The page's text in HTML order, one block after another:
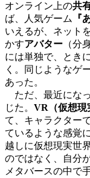
オンライン上の共
ば、人気ゲーム
『
いえるが、ネット
かすアバター （分
には単独で、とき
く。同じようなゲ
あった。
ただ、最近にな
じた。 VR（仮想現
て、キャラクター
ているような感覚
越しに仮想現実世
のではなく、自分
メタバースの中で